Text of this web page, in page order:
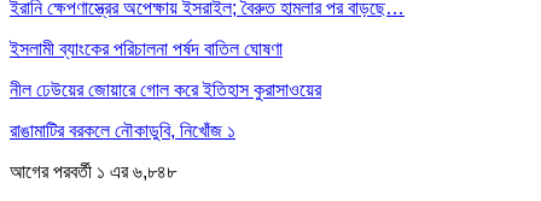
ইরানি ক্ষেপণাস্ত্রের অপেক্ষায় ইসরাইল; বৈরুত হামলার পর বাড়ছে…
ইসলামী ব্যাংকের পরিচালনা পর্ষদ বাতিল ঘোষণা
নীল ঢেউয়ের জোয়ারে গোল করে ইতিহাস কুরাসাওয়ের
রাঙামাটির বরকলে নৌকাডুবি, নিখোঁজ ১
আগেরপরবর্তী ১ এর ৬,৮৪৮